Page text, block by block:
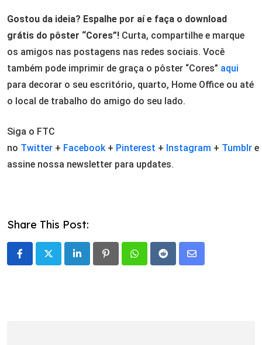
Gostou da ideia? Espalhe por aí e faça o download
grátis do pôster “Cores”! Curta, compartilhe e marque
os amigos nas postagens nas redes sociais. Você
também pode imprimir de graça o pôster “Cores” aqui
para decorar o seu escritório, quarto, Home Office ou até
o local de trabalho do amigo do seu lado.
Siga o FTC
no Twitter + Facebook+ Pinterest + Instagram + Tumblr e
assine nossa newsletter para updates.
Share This Post:
LinkedIn PinterestWhatsappRedditShare